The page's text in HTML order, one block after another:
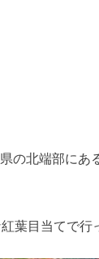
の北端部にあ
葉目当てで行